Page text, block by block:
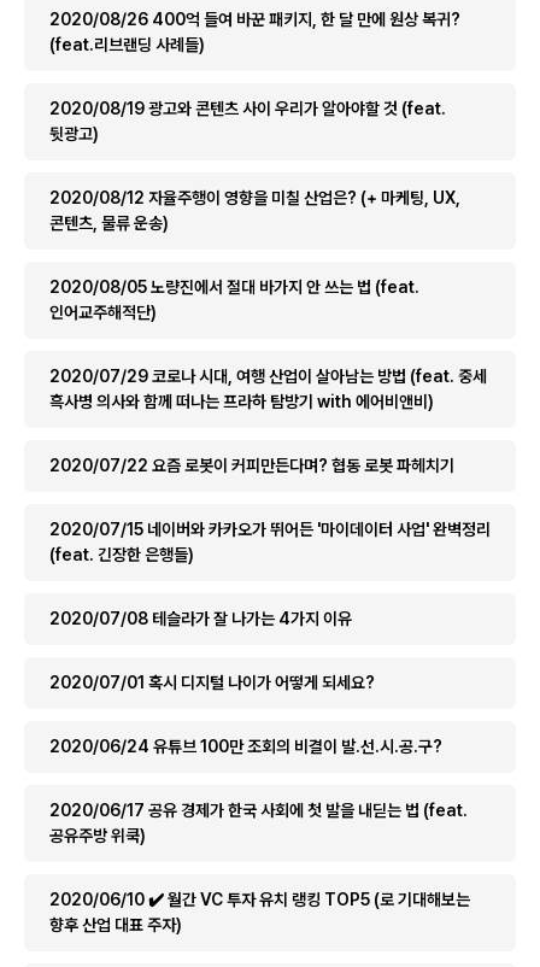
2020/08/26 400억 들여 바꾼 패키지, 한 달 만에 원상 복귀?
(feat.리브랜딩 사례들)
2020/08/19 광고와 콘텐츠 사이 우리가 알아야할 것 (feat.
뒷광고)
2020/08/12 자율주행이 영향을 미칠 산업은? (+ 마케팅, UX,
콘텐츠, 물류 운송)
2020/08/05 노량진에서 절대 바가지 안 쓰는 법 (feat.
인어교주해적단)
2020/07/29 코로나 시대, 여행 산업이 살아남는 방법 (feat. 중세
흑사병 의사와 함께 떠나는 프라하 탐방기 with 에어비앤비)
2020/07/22 요즘 로봇이 커피만든다며? 협동 로봇 파헤치기
2020/07/15 네이버와 카카오가 뛰어든 '마이데이터 사업' 완벽정리
(feat. 긴장한 은행들)
2020/07/08 테슬라가 잘 나가는 4가지 이유
2020/07/01 혹시 디지털 나이가 어떻게 되세요?
2020/06/24 유튜브 100만 조회의 비결이 발.선.시.공.구?
2020/06/17 공유 경제가 한국 사회에 첫 발을 내딛는 법 (feat.
공유주방 위쿡)
2020/06/10 ✔️ 월간 VC 투자 유치 랭킹 TOP5 (로 기대해보는
향후 산업 대표 주자)